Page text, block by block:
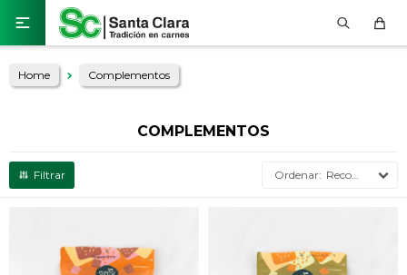

Home Complementos
COMPLEMENTOS
Recomendados